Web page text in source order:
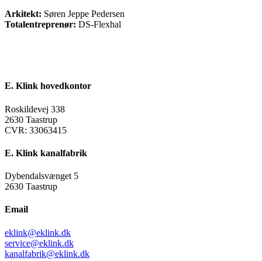
Arkitekt: Søren Jeppe Pedersen
Totalentreprenør: DS-Flexhal
E. Klink hovedkontor
Roskildevej 338
2630 Taastrup
CVR: 33063415
E. Klink kanalfabrik
Dybendalsvænget 5
2630 Taastrup
Email
eklink@eklink.dk
service@eklink.dk
kanalfabrik@eklink.dk